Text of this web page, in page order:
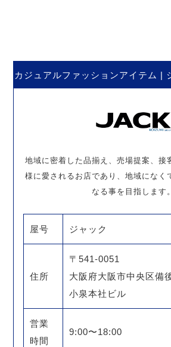
カジュアルファッションアイテム |
地域に密着した品揃え、売場提案、接
様に愛されるお店であり、地域になく
なる事を目指します。
屋号 ジャック
住所
〒541-0051
大阪府大阪市中央区備
小泉本社ビル
営業
時間
9:00〜18:00